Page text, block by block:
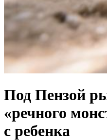
Под Пензой
«речного
с ребенка